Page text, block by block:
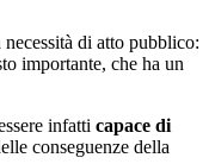
di atto pubblico:
importante, che ha un
infatti capace di
conseguenze della